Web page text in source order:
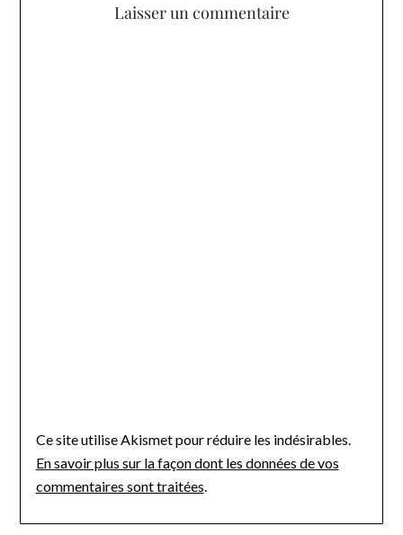
Laisser un commentaire
Ce site utilise Akismet pour réduire les indésirables.
En savoir plus sur la façon dont les données de vos
commentaires sont traitées.